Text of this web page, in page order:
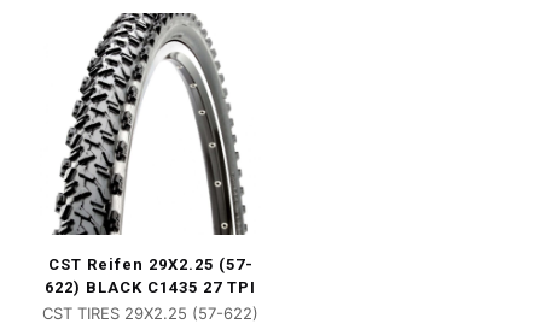
CST Reifen 29X2.25 (57-
622) BLACK C1435 27 TPI
CST TIRES 29X2.25 (57-622)